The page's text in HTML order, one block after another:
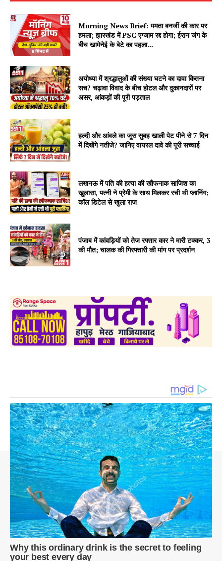
Morning News Brief: ममता बनर्जी की कार पर
हमला; झारखंड में PSC एग्जाम रद्द होगा; ईरान जंग के
बीच खामेनेई के बेटे का पहला...
अयोध्या में श्रद्धालुओं की संख्या घटने का दावा कितना
सच? चढ़ावा विवाद के बीच होटल और दुकानदारों पर
असर, आंकड़ों की पूरी पड़ताल
हल्दी और आंवले का जूस सुबह खाली पेट पीने से 7 दिन
में दिखेंगे नतीजे? जानिए वायरल दावे की पूरी सच्चाई
लखनऊ में पति की हत्या की खौफनाक साजिश का
खुलासा, पत्नी ने प्रेमी के साथ मिलकर रची थी प्लानिंग;
कॉल डिटेल से खुला राज
पंजाब में कांवड़ियों को तेज रफ्तार कार ने मारी टक्कर, 3
की मौत; चालक की गिरफ्तारी की मांग पर प्रदर्शन